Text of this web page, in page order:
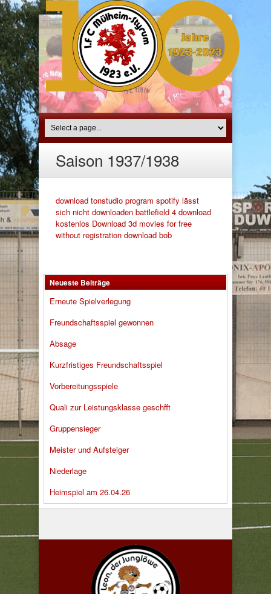
Saison 1937/1938
download tonstudio program spotify lässt
sich nicht downloaden battlefield 4 download
kostenlos Download 3d movies for free
without registration download bob
Neueste Beiträge
Erneute Spielverlegung
Freundschaftsspiel gewonnen
Absage
Kurzfristiges Freundschaftsspiel
Vorbereitungsspiele
Quali zur Leistungsklasse geschfft
Gruppensieger
Meister und Aufsteiger
Niederlage
Heimspiel am 26.04.26